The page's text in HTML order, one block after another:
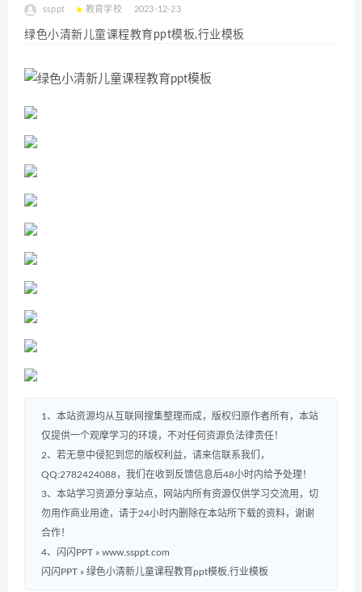
ssppt 教育学校 2023-12-23
绿色小清新儿童课程教育ppt模板,行业模板
1、本站资源均从互联网搜集整理而成，版权归原作者所有，本站
仅提供一个观摩学习的环境，不对任何资源负法律责任！
2、若无意中侵犯到您的版权利益，请来信联系我们，
QQ:2782424088，我们在收到反馈信息后48小时内给予处理！
3、本站学习资源分享站点，网站内所有资源仅供学习交流用，切
勿用作商业用途，请于24小时内删除在本站所下载的资料，谢谢
合作！
4、闪闪PPT » www.ssppt.com
闪闪PPT » 绿色小清新儿童课程教育ppt模板,行业模板